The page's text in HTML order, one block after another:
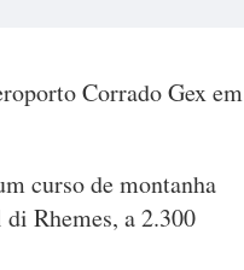
Corrado Gex em
curso de montanha
Rhemes, a 2.300